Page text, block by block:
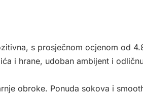
s prosječnom ocjenom od
i hrane, udoban ambijent i
obroke. Ponuda sokova i